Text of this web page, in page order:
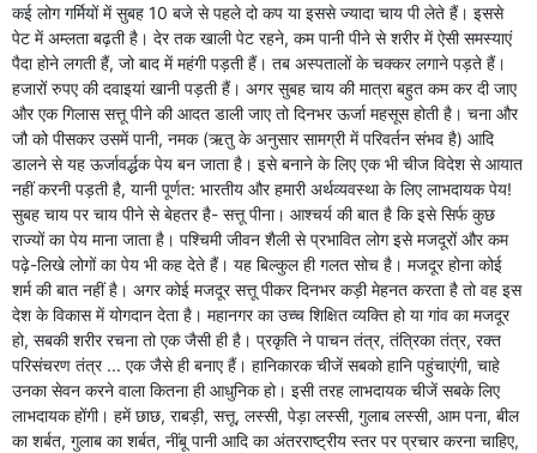
कई लोग गर्मियों में सुबह 10 बजे से पहले दो कप या इससे ज्यादा चाय पी लेते हैं। इससे
पेट में अम्लता बढ़ती है। देर तक खाली पेट रहने, कम पानी पीने से शरीर में ऐसी समस्याएं
पैदा होने लगती हैं, जो बाद में महंगी पड़ती हैं। तब अस्पतालों के चक्कर लगाने पड़ते हैं।
हजारों रुपए की दवाइयां खानी पड़ती हैं। अगर सुबह चाय की मात्रा बहुत कम कर दी जाए
और एक गिलास सत्तू पीने की आदत डाली जाए तो दिनभर ऊर्जा महसूस होती है। चना और
जौ को पीसकर उसमें पानी, नमक (ऋतु के अनुसार सामग्री में परिवर्तन संभव है) आदि
डालने से यह ऊर्जावर्द्धक पेय बन जाता है। इसे बनाने के लिए एक भी चीज विदेश से आयात
नहीं करनी पड़ती है, यानी पूर्णत: भारतीय और हमारी अर्थव्यवस्था के लिए लाभदायक पेय!
सुबह चाय पर चाय पीने से बेहतर है- सत्तू पीना। आश्चर्य की बात है कि इसे सिर्फ कुछ
राज्यों का पेय माना जाता है। पश्चिमी जीवन शैली से प्रभावित लोग इसे मजदूरों और कम
पढ़े-लिखे लोगों का पेय भी कह देते हैं। यह बिल्कुल ही गलत सोच है। मजदूर होना कोई
शर्म की बात नहीं है। अगर कोई मजदूर सत्तू पीकर दिनभर कड़ी मेहनत करता है तो वह इस
देश के विकास में योगदान देता है। महानगर का उच्च शिक्षित व्यक्ति हो या गांव का मजदूर
हो, सबकी शरीर रचना तो एक जैसी ही है। प्रकृति ने पाचन तंत्र, तंत्रिका तंत्र, रक्त
परिसंचरण तंत्र ... एक जैसे ही बनाए हैं। हानिकारक चीजें सबको हानि पहुंचाएंगी, चाहे
उनका सेवन करने वाला कितना ही आधुनिक हो। इसी तरह लाभदायक चीजें सबके लिए
लाभदायक होंगी। हमें छाछ, राबड़ी, सत्तू, लस्सी, पेड़ा लस्सी, गुलाब लस्सी, आम पना, बील
का शर्बत, गुलाब का शर्बत, नींबू पानी आदि का अंतरराष्ट्रीय स्तर पर प्रचार करना चाहिए,